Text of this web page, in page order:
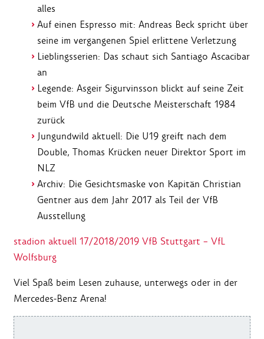
alles
Auf einen Espresso mit: Andreas Beck spricht über
seine im vergangenen Spiel erlittene Verletzung
Lieblingsserien: Das schaut sich Santiago Ascacibar
an
Legende: Asgeir Sigurvinsson blickt auf seine Zeit
beim VfB und die Deutsche Meisterschaft 1984
zurück
Jungundwild aktuell: Die U19 greift nach dem
Double, Thomas Krücken neuer Direktor Sport im
NLZ
Archiv: Die Gesichtsmaske von Kapitän Christian
Gentner aus dem Jahr 2017 als Teil der VfB
Ausstellung
stadion aktuell 17/2018/2019 VfB Stuttgart – VfL
Wolfsburg
Viel Spaß beim Lesen zuhause, unterwegs oder in der
Mercedes-Benz Arena!